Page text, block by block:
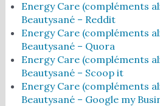
Energy Care (compléments
Beautysané – Reddit
Energy Care (compléments
Beautysané – Quora
Energy Care (compléments
Beautysané – Scoop it
Energy Care (compléments
Beautysané – Google my